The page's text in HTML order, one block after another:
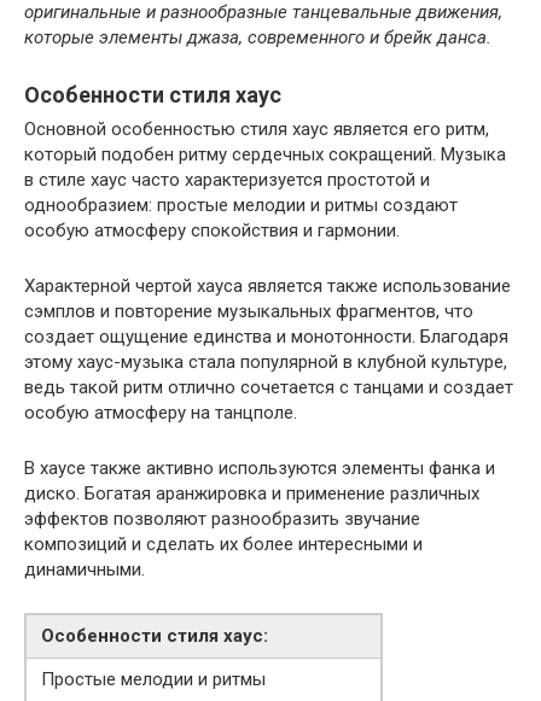
оригинальные и разнообразные танцевальные движения,
которые элементы джаза, современного и брейк данса.
Особенности стиля хаус
Основной особенностью стиля хаус является его ритм,
который подобен ритму сердечных сокращений. Музыка
в стиле хаус часто характеризуется простотой и
однообразием: простые мелодии и ритмы создают
особую атмосферу спокойствия и гармонии.
Характерной чертой хауса является также использование
сэмплов и повторение музыкальных фрагментов, что
создает ощущение единства и монотонности. Благодаря
этому хаус-музыка стала популярной в клубной культуре,
ведь такой ритм отлично сочетается с танцами и создает
особую атмосферу на танцполе.
В хаусе также активно используются элементы фанка и
диско. Богатая аранжировка и применение различных
эффектов позволяют разнообразить звучание
композиций и сделать их более интересными и
динамичными.
Особенности стиля хаус:
Простые мелодии и ритмы